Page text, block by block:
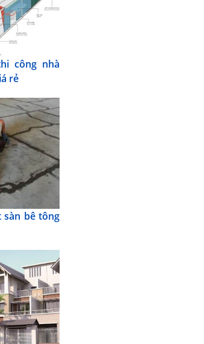
công nhà
rẻ
bê tông